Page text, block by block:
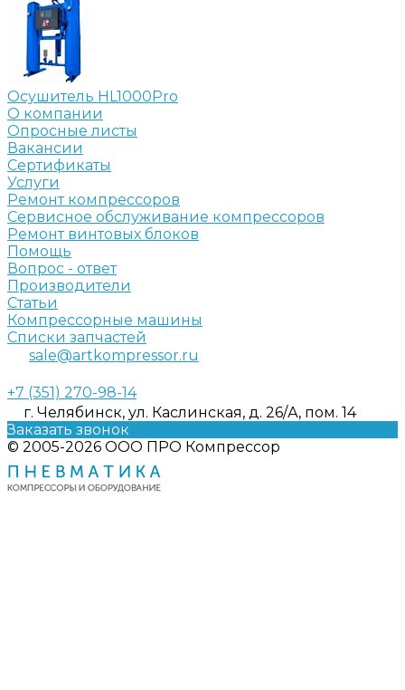
Осушитель HL1000Pro
О компании
Опросные листы
Вакансии
Сертификаты
Услуги
Ремонт компрессоров
Сервисное обслуживание компрессоров
Ремонт винтовых блоков
Помощь
Вопрос - ответ
Производители
Статьи
Компрессорные машины
Списки запчастей
sale@artkompressor.ru
+7 (351) 270-98-14
г. Челябинск, ул. Каслинская, д. 26/А, пом. 14
Заказать звонок
© 2005-2026 ООО ПРО Компрессор